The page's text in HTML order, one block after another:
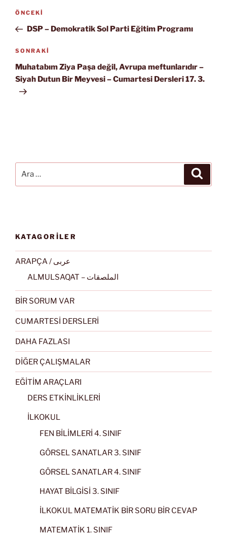
Yazı
Önceki
Yazı
ÖNCEKI
DSP – Demokratik Sol Parti Eğitim Programı
Sonraki
Yazı
SONRAKI
Muhatabım Ziya Paşa değil, Avrupa meftunlarıdır –
Siyah Dutun Bir Meyvesi – Cumartesi Dersleri 17. 3.
KATAGORİLER
ARAPÇA / عربى
ALMULSAQAT – الملصقات
BİR SORUM VAR
CUMARTESİ DERSLERİ
DAHA FAZLASI
DİĞER ÇALIŞMALAR
EĞİTİM ARAÇLARI
DERS ETKİNLİKLERİ
İLKOKUL
FEN BİLİMLERİ 4. SINIF
GÖRSEL SANATLAR 3. SINIF
GÖRSEL SANATLAR 4. SINIF
HAYAT BİLGİSİ 3. SINIF
İLKOKUL MATEMATİK BİR SORU BİR CEVAP
MATEMATİK 1. SINIF